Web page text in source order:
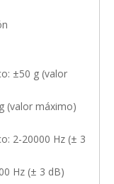
±50 g (valor
(valor máximo)
2-20000 Hz (± 3
Hz (± 3 dB)